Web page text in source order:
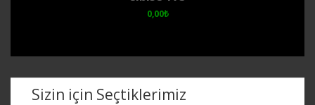
0,00₺
Sizin için Seçtiklerimiz